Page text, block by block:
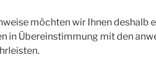
möchten wir Ihnen deshalb
in Übereinstimmung mit den